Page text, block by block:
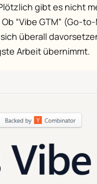
gibt es nicht
“Vibe GTM” (Go-
sich überall
Arbeit übernimmt.